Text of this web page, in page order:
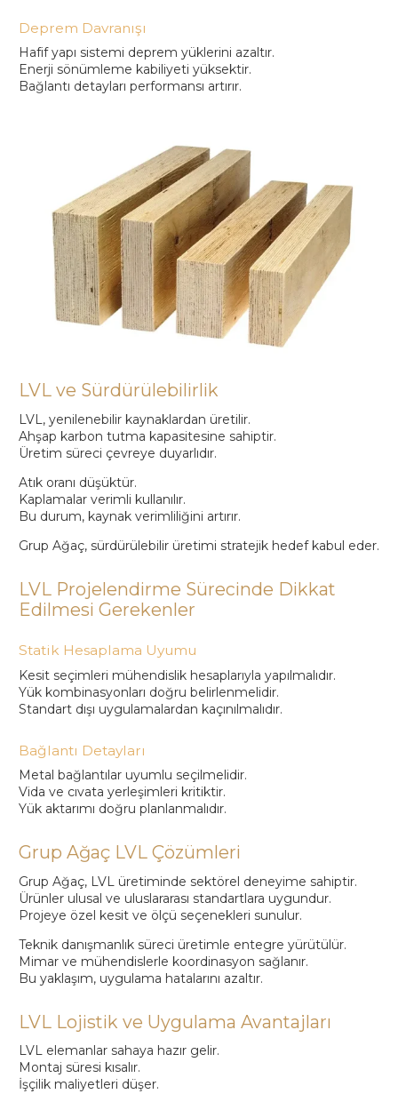
Deprem Davranışı
Hafif yapı sistemi deprem yüklerini azaltır.
Enerji sönümleme kabiliyeti yüksektir.
Bağlantı detayları performansı artırır.
LVL ve Sürdürülebilirlik
LVL, yenilenebilir kaynaklardan üretilir.
Ahşap karbon tutma kapasitesine sahiptir.
Üretim süreci çevreye duyarlıdır.
Atık oranı düşüktür.
Kaplamalar verimli kullanılır.
Bu durum, kaynak verimliliğini artırır.
Grup Ağaç, sürdürülebilir üretimi stratejik hedef kabul eder.
LVL Projelendirme Sürecinde Dikkat
Edilmesi Gerekenler
Statik Hesaplama Uyumu
Kesit seçimleri mühendislik hesaplarıyla yapılmalıdır.
Yük kombinasyonları doğru belirlenmelidir.
Standart dışı uygulamalardan kaçınılmalıdır.
Bağlantı Detayları
Metal bağlantılar uyumlu seçilmelidir.
Vida ve cıvata yerleşimleri kritiktir.
Yük aktarımı doğru planlanmalıdır.
Grup Ağaç LVL Çözümleri
Grup Ağaç, LVL üretiminde sektörel deneyime sahiptir.
Ürünler ulusal ve uluslararası standartlara uygundur.
Projeye özel kesit ve ölçü seçenekleri sunulur.
Teknik danışmanlık süreci üretimle entegre yürütülür.
Mimar ve mühendislerle koordinasyon sağlanır.
Bu yaklaşım, uygulama hatalarını azaltır.
LVL Lojistik ve Uygulama Avantajları
LVL elemanlar sahaya hazır gelir.
Montaj süresi kısalır.
İşçilik maliyetleri düşer.